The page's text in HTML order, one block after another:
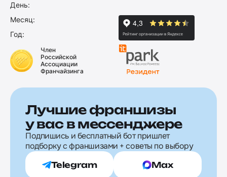
День:
Месяц:
Год:
Член
Российской
Ассоциации
Франчайзинга
Лучшие франшизы
у вас в мессенджере
Подпишись и бесплатный бот пришлет
подборку с франшизами + советы по выбору
Telegram Max